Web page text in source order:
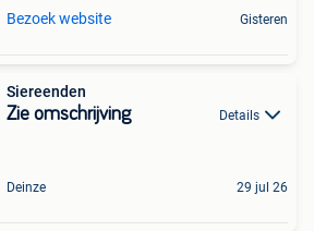
Bezoek website Gisteren
Siereenden
Zie omschrijving Details
Deinze 29 jul 26